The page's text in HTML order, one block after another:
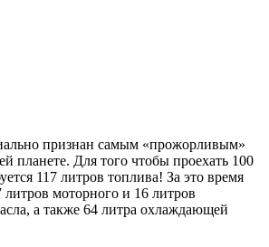
признан самым «прожорливым»
планете. Для того чтобы проехать 100
117 литров топлива! За это время
литров моторного и 16 литров
а также 64 литра охлаждающей